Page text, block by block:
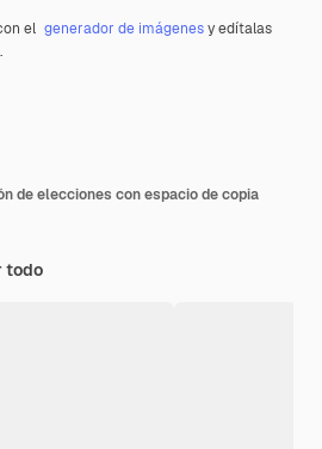
el generador de imágenesy edítalas
.
de elecciones con espacio de copia
todo